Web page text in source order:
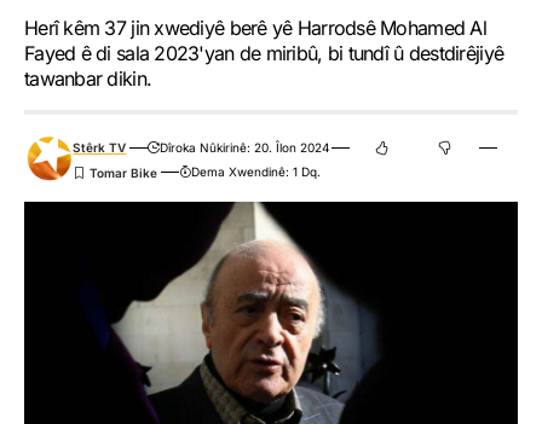
Herî kêm 37 jin xwediyê berê yê Harrodsê Mohamed Al
Fayed ê di sala 2023'yan de miribû, bi tundî û destdirêjiyê
tawanbar dikin.
Stêrk TV
Dîroka Nûkirinê: 20. Îlon 2024
Dema Xwendinê: 1 Dq.